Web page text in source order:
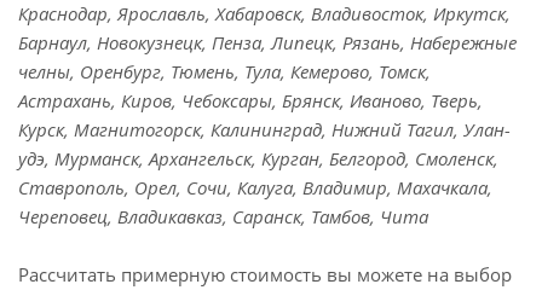
Краснодар, Ярославль, Хабаровск, Владивосток, Иркутск,
Барнаул, Новокузнецк, Пенза, Липецк, Рязань, Набережные
челны, Оренбург, Тюмень, Тула, Кемерово, Томск,
Астрахань, Киров, Чебоксары, Брянск, Иваново, Тверь,
Курск, Магнитогорск, Калининград, Нижний Тагил, Улан-
удэ, Мурманск, Архангельск, Курган, Белгород, Смоленск,
Ставрополь, Орел, Сочи, Калуга, Владимир, Махачкала,
Череповец, Владикавказ, Саранск, Тамбов, Чита
Рассчитать примерную стоимость вы можете на выбор